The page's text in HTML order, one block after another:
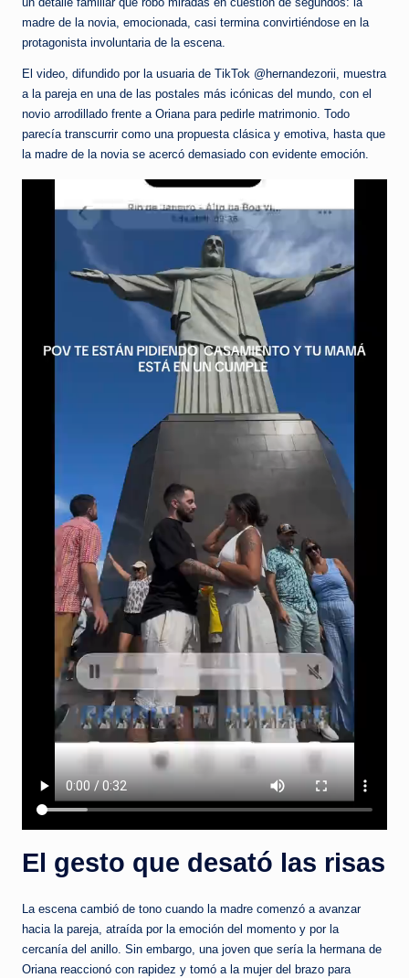
l
n
s
t
a
madre de la novia, emocionada, casi termina convirtiéndose en la
protagonista involuntaria de la escena.
El video, difundido por la usuaria de TikTok @hernandezorii, muestra
a la pareja en una de las postales más icónicas del mundo, con el
novio arrodillado frente a Oriana para pedirle matrimonio. Todo
parecía transcurrir como una propuesta clásica y emotiva, hasta que
la madre de la novia se acercó demasiado con evidente emoción.
El gesto que desató las risas
La escena cambió de tono cuando la madre comenzó a avanzar
hacia la pareja, atraída por la emoción del momento y por la
cercanía del anillo. Sin embargo, una joven que sería la hermana de
Oriana reaccionó con rapidez y tomó a la mujer del brazo para